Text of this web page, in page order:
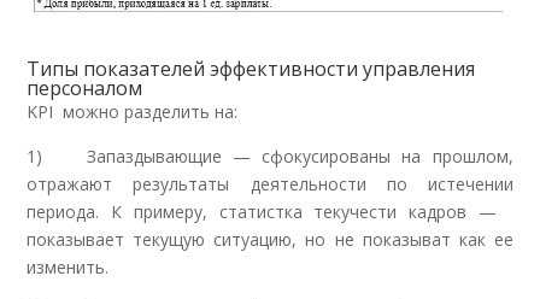
Типы показателей эффективности управления
персоналом
KPI можно разделить на:
1) Запаздывающие — сфокусированы на прошлом,
отражают результаты деятельности по истечении
периода. К примеру, статистка текучести кадров —
показывает текущую ситуацию, но не показыват как ее
изменить.